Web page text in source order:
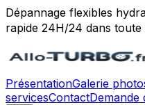
Dépannage flexibles
rapide 24H/24 dans toute
PrésentationGalerie
servicesContactDemande